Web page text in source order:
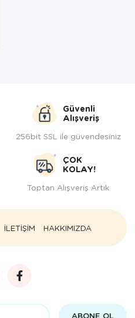
Güvenli
Alışveriş
256bit SSL ile güvendesiniz
ÇOK
KOLAY!
Toptan Alışveriş Artık
İLETİŞİM HAKKIMIZDA
ABONE OL